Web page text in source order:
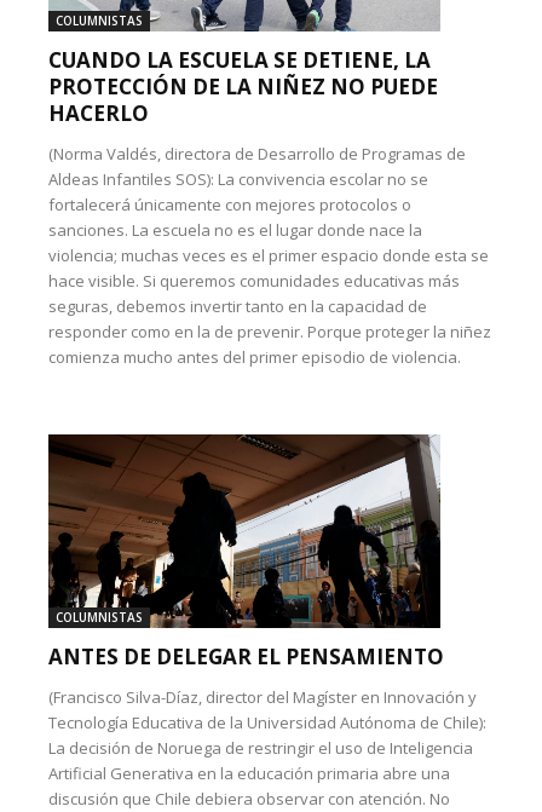
COLUMNISTAS
CUANDO LA ESCUELA SE DETIENE, LA
PROTECCIÓN DE LA NIÑEZ NO PUEDE
HACERLO
(Norma Valdés, directora de Desarrollo de Programas de
Aldeas Infantiles SOS): La convivencia escolar no se
fortalecerá únicamente con mejores protocolos o
sanciones. La escuela no es el lugar donde nace la
violencia; muchas veces es el primer espacio donde esta se
hace visible. Si queremos comunidades educativas más
seguras, debemos invertir tanto en la capacidad de
responder como en la de prevenir. Porque proteger la niñez
comienza mucho antes del primer episodio de violencia.
COLUMNISTAS
ANTES DE DELEGAR EL PENSAMIENTO
(Francisco Silva-Díaz, director del Magíster en Innovación y
Tecnología Educativa de la Universidad Autónoma de Chile):
La decisión de Noruega de restringir el uso de Inteligencia
Artificial Generativa en la educación primaria abre una
discusión que Chile debiera observar con atención. No